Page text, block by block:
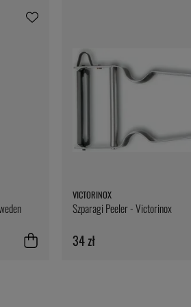
VICTORINOX
Szparagi Peeler - Victorinox
34 zł